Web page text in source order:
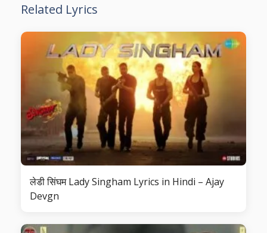
Related Lyrics
लेडी सिंघम Lady Singham Lyrics in Hindi – Ajay
Devgn